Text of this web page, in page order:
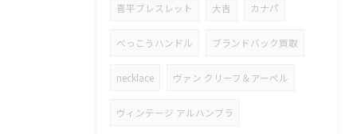
喜平ブレスレット 大吉 カナパ
べっこうハンドル ブランドバック買取
necklace ヴァン クリーフ＆アーペル
ヴィンテージ アルハンブラ